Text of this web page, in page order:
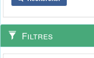
Filtres